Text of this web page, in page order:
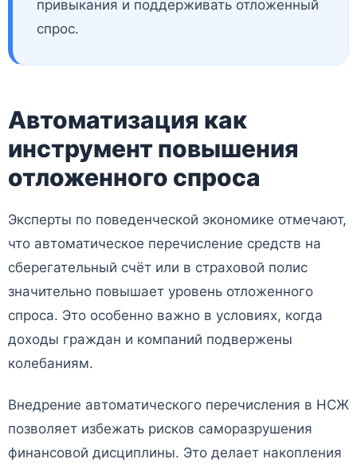
привыкания и поддерживать отложенный
спрос.
Автоматизация как
инструмент повышения
отложенного спроса
Эксперты по поведенческой экономике отмечают,
что автоматическое перечисление средств на
сберегательный счёт или в страховой полис
значительно повышает уровень отложенного
спроса. Это особенно важно в условиях, когда
доходы граждан и компаний подвержены
колебаниям.
Внедрение автоматического перечисления в НСЖ
позволяет избежать рисков саморазрушения
финансовой дисциплины. Это делает накопления